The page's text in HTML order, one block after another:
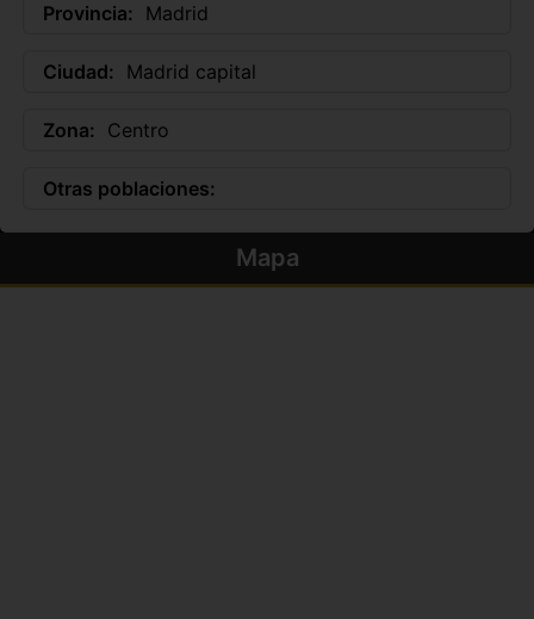
Provincia: Madrid
Ciudad: Madrid capital
Zona: Centro
Otras poblaciones:
Mapa